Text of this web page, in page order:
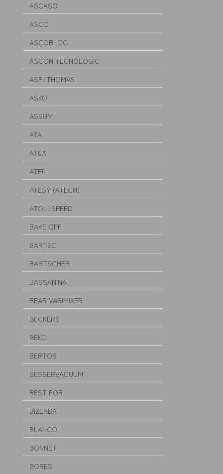
ASCASO
ASCO
ASCOBLOC
ASCON TECNOLOGIC
ASF/THOMAS
ASKO
ASSUM
ATA
ATEA
ATEL
ATESY (АТЕСИ)
ATOLLSPEED
BAKE OFF
BARTEC
BARTSCHER
BASSANINA
BEAR VARIMIXER
BECKERS
BEKO
BERTOS
BESSERVACUUM
BEST FOR
BIZERBA
BLANCO
BONNET
BORES